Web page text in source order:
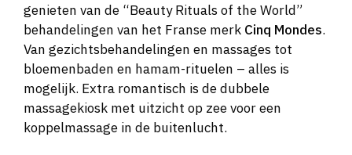
genieten van de “Beauty Rituals of the World”
behandelingen van het Franse merk Cinq Mondes.
Van gezichtsbehandelingen en massages tot
bloemenbaden en hamam-rituelen – alles is
mogelijk. Extra romantisch is de dubbele
massagekiosk met uitzicht op zee voor een
koppelmassage in de buitenlucht.